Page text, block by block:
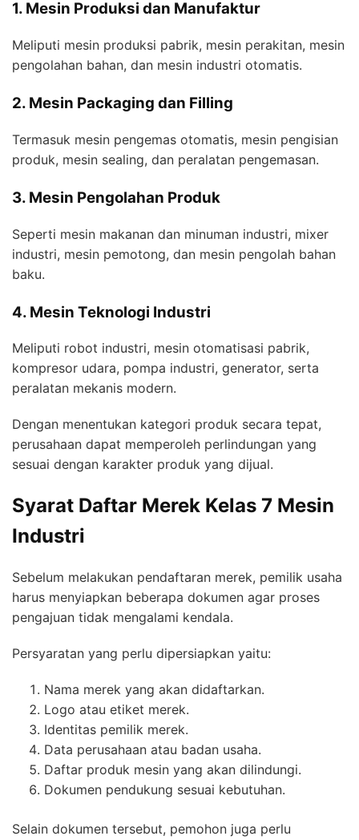
1. Mesin Produksi dan Manufaktur
Meliputi mesin produksi pabrik, mesin perakitan, mesin
pengolahan bahan, dan mesin industri otomatis.
2. Mesin Packaging dan Filling
Termasuk mesin pengemas otomatis, mesin pengisian
produk, mesin sealing, dan peralatan pengemasan.
3. Mesin Pengolahan Produk
Seperti mesin makanan dan minuman industri, mixer
industri, mesin pemotong, dan mesin pengolah bahan
baku.
4. Mesin Teknologi Industri
Meliputi robot industri, mesin otomatisasi pabrik,
kompresor udara, pompa industri, generator, serta
peralatan mekanis modern.
Dengan menentukan kategori produk secara tepat,
perusahaan dapat memperoleh perlindungan yang
sesuai dengan karakter produk yang dijual.
Syarat Daftar Merek Kelas 7 Mesin
Industri
Sebelum melakukan pendaftaran merek, pemilik usaha
harus menyiapkan beberapa dokumen agar proses
pengajuan tidak mengalami kendala.
Persyaratan yang perlu dipersiapkan yaitu:
Nama merek yang akan didaftarkan.
Logo atau etiket merek.
Identitas pemilik merek.
Data perusahaan atau badan usaha.
Daftar produk mesin yang akan dilindungi.
Dokumen pendukung sesuai kebutuhan.
Selain dokumen tersebut, pemohon juga perlu